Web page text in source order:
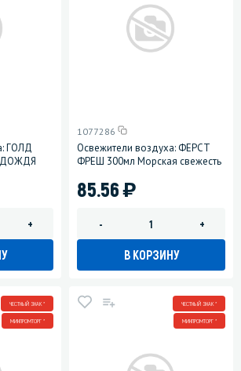
ГОЛД
ДОЖДЯ
+
1077286
Освежители воздуха: ФЕРСТ
ФРЕШ 300мл Морская свежесть
85.56)
- +
В КОРЗИНУ
ЧЕСТНЫЙ ЗНАК *
МИНПРОМТОРГ *
ЧЕСТНЫЙ ЗНАК *
МИНПРОМТОРГ *